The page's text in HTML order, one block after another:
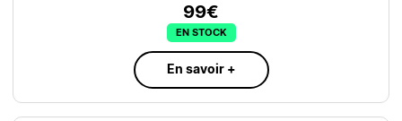
99€
EN STOCK
En savoir +